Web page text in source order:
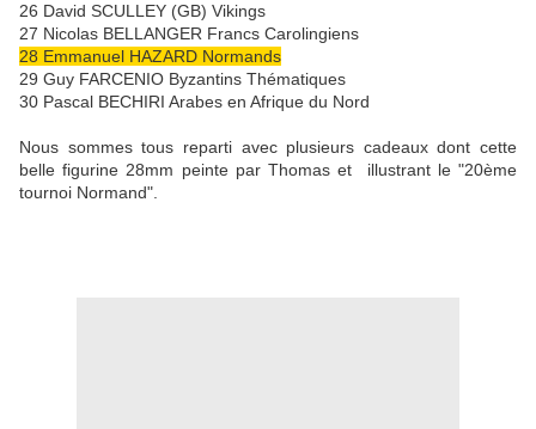
26 David SCULLEY (GB) Vikings
27 Nicolas BELLANGER Francs Carolingiens
28 Emmanuel HAZARD Normands
29 Guy FARCENIO Byzantins Thématiques
30 Pascal BECHIRI Arabes en Afrique du Nord
Nous sommes tous reparti avec plusieurs cadeaux dont cette
belle figurine 28mm peinte par Thomas et illustrant le "20ème
tournoi Normand".